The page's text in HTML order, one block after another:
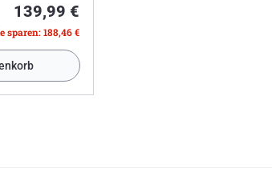
139,99 €
sparen: 188,46 €